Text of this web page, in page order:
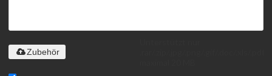
Zubehör